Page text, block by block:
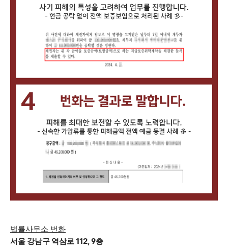
법률사무소 번화
서울 강남구 역삼로 112, 9층